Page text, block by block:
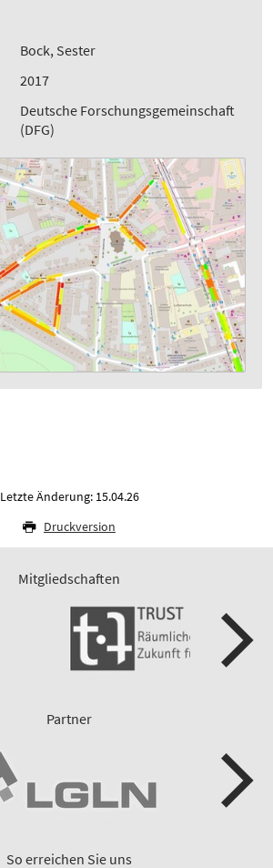
Bock, Sester
2017
Deutsche Forschungsgemeinschaft
(DFG)
Letzte Änderung: 15.04.26
Druckversion
Mitgliedschaften
Partner
So erreichen Sie uns